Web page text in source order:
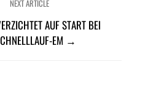
NEXT ARTICLE
AUF START BEI
EM →